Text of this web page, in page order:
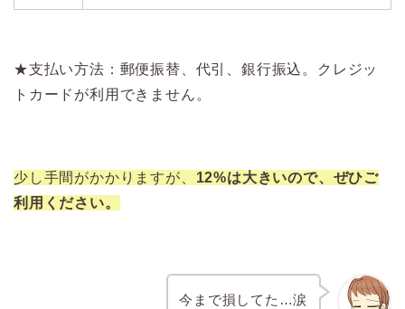
★支払い方法：郵便振替、代引、銀行振込。クレジッ
トカードが利用できません。
少し手間がかかりますが、 12%は大きいので、ぜひご
利用ください。
今まで損してた…涙